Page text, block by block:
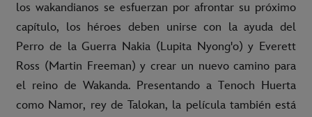
los wakandianos se esfuerzan por afrontar su próximo
capítulo, los héroes deben unirse con la ayuda del
Perro de la Guerra Nakia (Lupita Nyong'o) y Everett
Ross (Martin Freeman) y crear un nuevo camino para
el reino de Wakanda. Presentando a Tenoch Huerta
como Namor, rey de Talokan, la película también está